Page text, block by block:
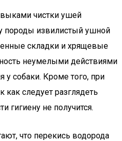
чистки ушей
породы извилистый ушной
складки и хрящевые
неумелыми действиями
собаки. Кроме того, при
как следует разглядеть
гигиену не получится.
что перекись водорода